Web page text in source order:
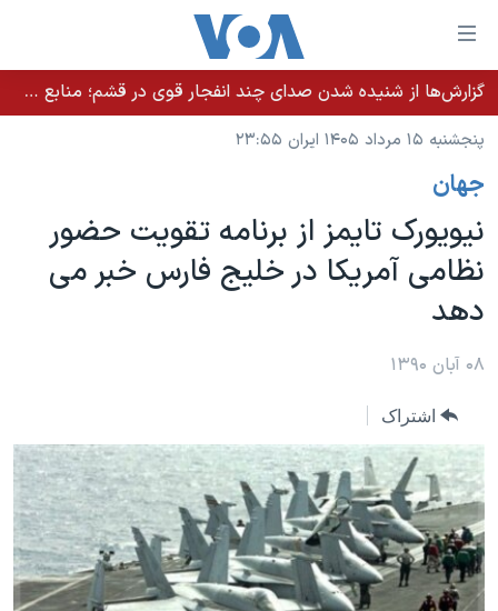
لینکهای
قابل
دسترسی
جهش
محتوای
اصلی
جهش
به
صفحه
جهش
خانه
نسخه سبک وب‌سایت
موضوع ها
ایران
آمریکا
جهان
ورزشی
ویدیوها
فرهنگ و زندگی
حقوق شهروندی
اقتصادی
برنامه های تلویزیونی
جدول برنامه ها
صفحه‌های ویژه
جام جهانی ۲۰۲۶
بایگانی برنامه‌های تلویزیونی
مستندها
انتخابات ریاست جمهوری آمریکا ۲۰۲۴
حمله جمهوری اسلامی به اسرائیل
فرکانس‌های صدای آمریکا
پخش رادیویی
یادگیری زبان انگلیسی
دنبال کنید
گزارش‌ها از شنیده شدن صدای چند انفجار قوی در قشم؛ منابع حکومتی می‌گویند درگیری در تنگه هرمز بود
پنجشنبه ۱۵ مرداد ۱۴۰۵ ایران ۲۳:۵۵
جهان
نیویورک تایمز از برنامه تقویت حضور
نظامی آمريکا در خلیج فارس خبر می
دهد
۰۸ آبان ۱۳۹۰
اشتراک